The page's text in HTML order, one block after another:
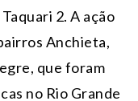
2. A ação
Anchieta,
que foram
no Rio Grande